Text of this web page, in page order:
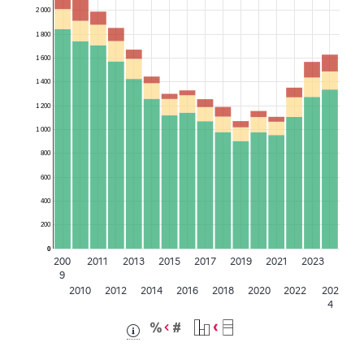
200
400
600
800
1 000
1 200
1 400
1 600
1 800
2 000
0
200
9
2011 2013 2015 2017 2019 2021 2023
2010 2012 2014 2016 2018 2020 2022
202
4